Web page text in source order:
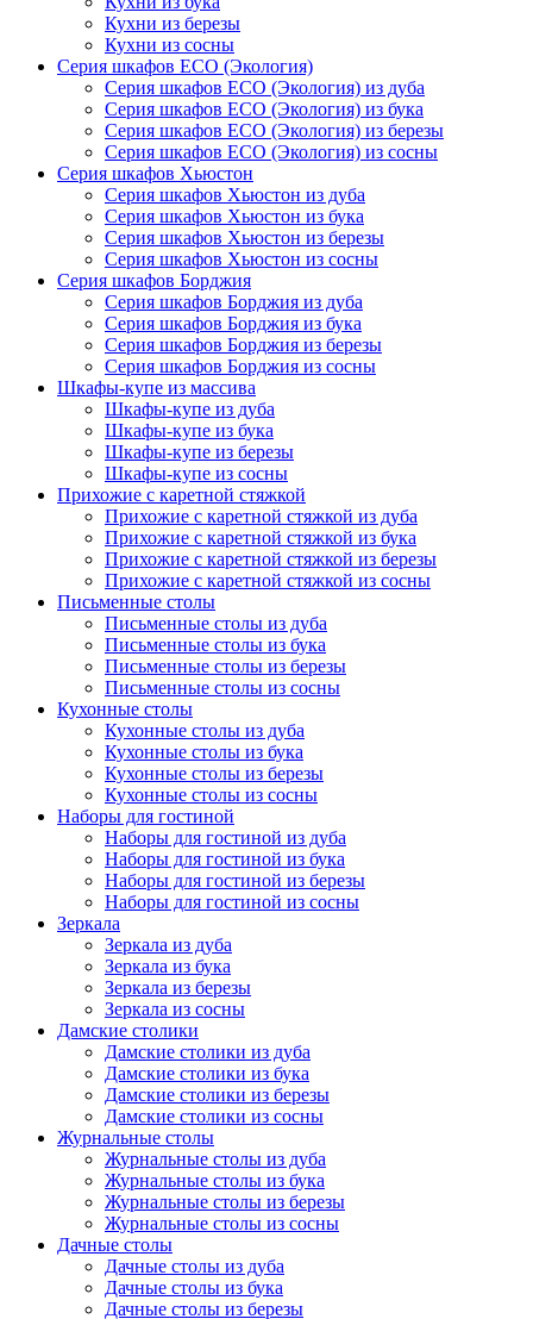
Кухни из березы
Кухни из сосны
Серия шкафов ECO (Экология)
Серия шкафов ECO (Экология) из дуба
Серия шкафов ECO (Экология) из бука
Серия шкафов ECO (Экология) из березы
Серия шкафов ECO (Экология) из сосны
Серия шкафов Хьюстон
Серия шкафов Хьюстон из дуба
Серия шкафов Хьюстон из бука
Серия шкафов Хьюстон из березы
Серия шкафов Хьюстон из сосны
Серия шкафов Борджия
Серия шкафов Борджия из дуба
Серия шкафов Борджия из бука
Серия шкафов Борджия из березы
Серия шкафов Борджия из сосны
Шкафы-купе из массива
Шкафы-купе из дуба
Шкафы-купе из бука
Шкафы-купе из березы
Шкафы-купе из сосны
Прихожие с каретной стяжкой
Прихожие с каретной стяжкой из дуба
Прихожие с каретной стяжкой из бука
Прихожие с каретной стяжкой из березы
Прихожие с каретной стяжкой из сосны
Письменные столы
Письменные столы из дуба
Письменные столы из бука
Письменные столы из березы
Письменные столы из сосны
Кухонные столы
Кухонные столы из дуба
Кухонные столы из бука
Кухонные столы из березы
Кухонные столы из сосны
Наборы для гостиной
Наборы для гостиной из дуба
Наборы для гостиной из бука
Наборы для гостиной из березы
Наборы для гостиной из сосны
Зеркала
Зеркала из дуба
Зеркала из бука
Зеркала из березы
Зеркала из сосны
Дамские столики
Дамские столики из дуба
Дамские столики из бука
Дамские столики из березы
Дамские столики из сосны
Журнальные столы
Журнальные столы из дуба
Журнальные столы из бука
Журнальные столы из березы
Журнальные столы из сосны
Дачные столы
Дачные столы из дуба
Дачные столы из бука
Дачные столы из березы